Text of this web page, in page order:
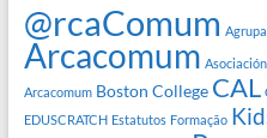
@rcaComum
Arcacomum Asociación
Arcacomum Boston College CAL
EDUSCRATCH Estatutos Formação